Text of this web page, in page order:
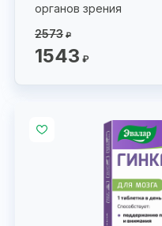
органов зрения
2573 ₽
1543 ₽